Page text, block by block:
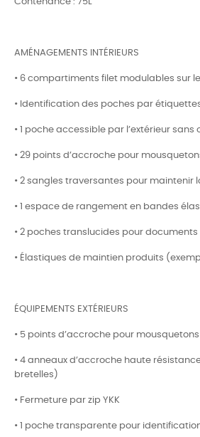
AMÉNAGEMENTS INTÉRIEURS
• 6 compartiments filet modulables sur
• Identification des poches par
• 1 poche accessible par l’extérieur sans
• 29 points d’accroche pour
• 2 sangles traversantes pour maintenir
• 1 espace de rangement en bandes
• 2 poches translucides pour documents
• Élastiques de maintien produits
ÉQUIPEMENTS EXTÉRIEURS
• 5 points d’accroche pour mousquetons
• 4 anneaux d’accroche haute
bretelles)
• Fermeture par zip YKK
• 1 poche transparente pour